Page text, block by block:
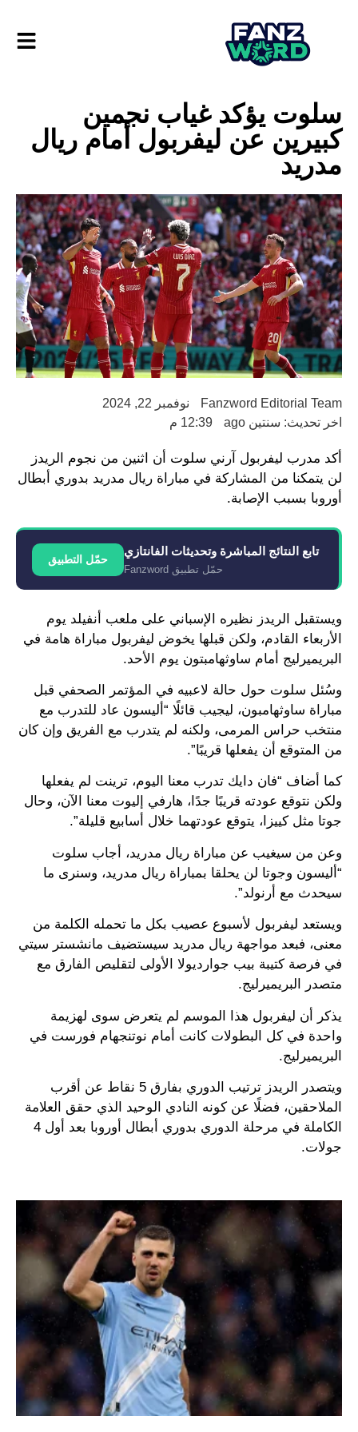
سلوت يؤكد غياب نجمين
كبيرين عن ليفربول أمام ريال
مدريد
Fanzword Editorial Team
نوفمبر 22, 2024
اخر تحديث: سنتين ago
12:39 م
أكد مدرب ليفربول آرني سلوت أن اثنين من نجوم الريدز
لن يتمكنا من المشاركة في مباراة ريال مدريد بدوري أبطال
أوروبا بسبب الإصابة.
تابع النتائج المباشرة وتحديثات الفانتازي
حمّل تطبيق Fanzword
حمّل التطبيق
ويستقبل الريدز نظيره الإسباني على ملعب أنفيلد يوم
الأربعاء القادم، ولكن قبلها يخوض ليفربول مباراة هامة في
البريميرليج أمام ساوثهامبتون يوم الأحد.
وسُئل سلوت حول حالة لاعبيه في المؤتمر الصحفي قبل
مباراة ساوثهامبون، ليجيب قائلًا “أليسون عاد للتدرب مع
منتخب حراس المرمى، ولكنه لم يتدرب مع الفريق وإن كان
من المتوقع أن يفعلها قريبًا”.
كما أضاف “فان دايك تدرب معنا اليوم، ترينت لم يفعلها
ولكن نتوقع عودته قريبًا جدًا، هارفي إليوت معنا الآن، وحال
جوتا مثل كييزا، يتوقع عودتهما خلال أسابيع قليلة”.
وعن من سيغيب عن مباراة ريال مدريد، أجاب سلوت
“أليسون وجوتا لن يحلقا بمباراة ريال مدريد، وسنرى ما
سيحدث مع أرنولد”.
ويستعد ليفربول لأسبوع عصيب بكل ما تحمله الكلمة من
معنى، فبعد مواجهة ريال مدريد سيستضيف مانشستر سيتي
في فرصة كتيبة بيب جوارديولا الأولى لتقليص الفارق مع
متصدر البريميرليج.
يذكر أن ليفربول هذا الموسم لم يتعرض سوى لهزيمة
واحدة في كل البطولات كانت أمام نوتنجهام فورست في
البريميرليج.
ويتصدر الريدز ترتيب الدوري بفارق 5 نقاط عن أقرب
الملاحقين، فضلًا عن كونه النادي الوحيد الذي حقق العلامة
الكاملة في مرحلة الدوري بدوري أبطال أوروبا بعد أول 4
جولات.